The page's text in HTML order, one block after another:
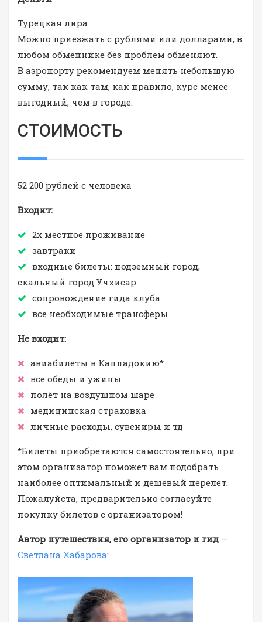
Турецкая лира
Можно приезжать с рублями или долларами, в
любом обменнике без проблем обменяют.
В аэропорту рекомендуем менять небольшую
сумму, так как там, как правило, курс менее
выгодный, чем в городе.
СТОИМОСТЬ
52 200 рублей с человека
Входит:
2х местное проживание
завтраки
входные билеты: подземный город,
скальный город Учхисар
сопровождение гида клуба
все необходимые трансферы
Не входит:
авиабилеты в Каппадокию*
все обеды и ужины
полёт на воздушном шаре
медицинская страховка
личные расходы, сувениры и тд
*Билеты приобретаются самостоятельно, при
этом организатор поможет вам подобрать
наиболее оптимальный и дешевый перелет.
Пожалуйста, предварительно согласуйте
покупку билетов с организатором!
Автор путешествия, его организатор и гид —
Светлана Хабарова: